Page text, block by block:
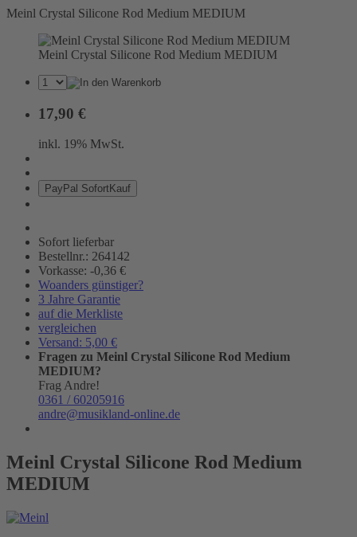
Meinl Crystal Silicone Rod Medium MEDIUM
Meinl Crystal Silicone Rod Medium MEDIUM
17,90 €
inkl. 19% MwSt.
Pay Pal SofortKauf
Sofort lieferbar
Bestellnr.: 264142
Vorkasse: -0,36 €
Woanders günstiger?
3 Jahre Garantie
auf die Merkliste
vergleichen
Versand: 5,00 €
Fragen zu Meinl Crystal Silicone Rod Medium
MEDIUM?
Frag Andre!
0361 / 60205916
andre@musikland-online.de
Meinl Crystal Silicone Rod Medium
MEDIUM